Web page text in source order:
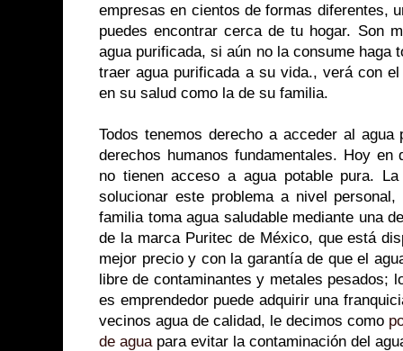
empresas en cientos de formas diferentes,
puedes encontrar cerca de tu hogar. Son
agua purificada, si aún no la consume haga
traer agua purificada a su vida., verá con
en su salud como la de su familia.
Todos tenemos derecho a acceder al
derechos humanos fundamentales. Hoy
no tienen acceso a agua potable pura.
solucionar este problema a nivel
familia toma agua saludable mediante una
de la marca Puritec de México, que está
mejor precio y con la garantía de que el
libre de contaminantes y metales pesados;
es emprendedor puede adquirir una
vecinos agua de calidad, le decimos como
de aguapara evitar la contaminación del